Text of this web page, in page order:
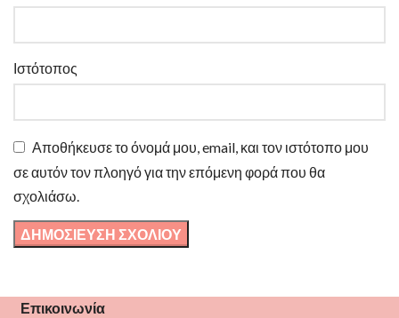
Ιστότοπος
Αποθήκευσε το όνομά μου, email, και τον ιστότοπο μου
σε αυτόν τον πλοηγό για την επόμενη φορά που θα
σχολιάσω.
Επικοινωνία